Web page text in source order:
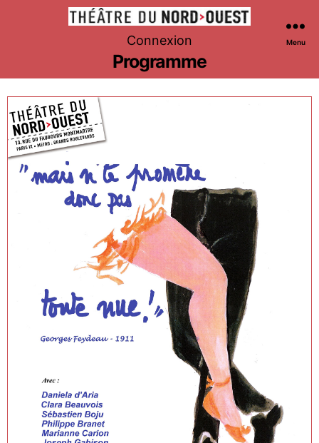
Théâtre
du
Nord-
Ouest
Connexion Menu
Programme